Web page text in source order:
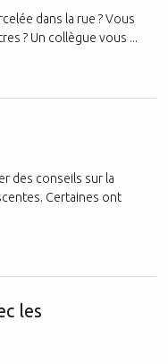
dans la rue ? Vous
? Un collègue vous ...
des conseils sur la
Certaines ont
les